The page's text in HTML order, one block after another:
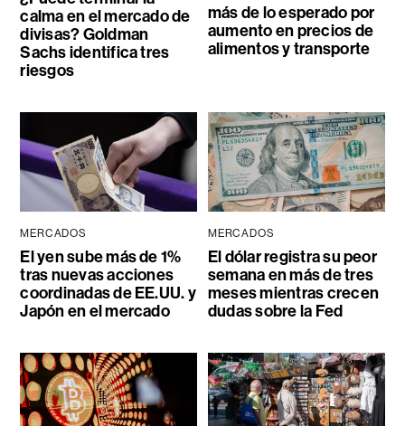
calma en el mercado de
divisas? Goldman
Sachs identifica tres
riesgos
más de lo esperado por
aumento en precios de
alimentos y transporte
MERCADOS
El yen sube más de 1%
tras nuevas acciones
coordinadas de EE.UU. y
Japón en el mercado
MERCADOS
El dólar registra su peor
semana en más de tres
meses mientras crecen
dudas sobre la Fed